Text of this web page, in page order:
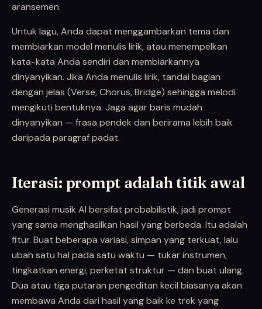
aransemen.
Untuk lagu, Anda dapat menggambarkan tema dan
membiarkan model menulis lirik, atau menempelkan
kata-kata Anda sendiri dan membiarkannya
dinyanyikan. Jika Anda menulis lirik, tandai bagian
dengan jelas (Verse, Chorus, Bridge) sehingga melodi
mengikuti bentuknya. Jaga agar baris mudah
dinyanyikan — frasa pendek dan berirama lebih baik
daripada paragraf padat.
Iterasi: prompt adalah titik awal
Generasi musik AI bersifat probabilistik, jadi prompt
yang sama menghasilkan hasil yang berbeda. Itu adalah
fitur. Buat beberapa variasi, simpan yang terkuat, lalu
ubah satu hal pada satu waktu — tukar instrumen,
tingkatkan energi, perketat struktur — dan buat ulang.
Dua atau tiga putaran pengeditan kecil biasanya akan
membawa Anda dari hasil yang baik ke trek yang